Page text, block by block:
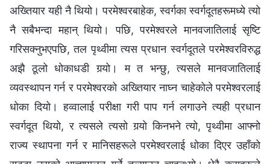
अख्तियार यही नै थियो। परमेश्‍वरबाहेक, स्वर्गका स्वर्गदूतहरूमध्ये त्यो
नै सबैभन्दा महान् थियो। पछि, परमेश्‍वरले मानवजातिलाई सृष्टि
गरिसक्‍नुभएपछि, तल पृथ्वीमा त्यस प्रधान स्‍वर्गदूतले परमेश्‍वरविरुद्ध
अझै ठूलो धोकाधडी गर्‍यो। म त भन्छु, त्यसले मानवजातिलाई
व्यवस्थापन गर्न र परमेश्‍वरको अख्तियार नाघ्‍न चाहेकोले परमेश्‍वरलाई
धोका दियो। हव्‍वालाई परीक्षा गरी पाप गर्न लगाउने त्यही प्रधान
स्‍वर्गदूत थियो, र त्यसले त्यसो गर्‍यो किनभने त्यो, पृथ्वीमा आफ्‍नो
राज्य स्थापना गर्न र मानिसहरूले परमेश्‍वरलाई धोका दिएर उहाँको